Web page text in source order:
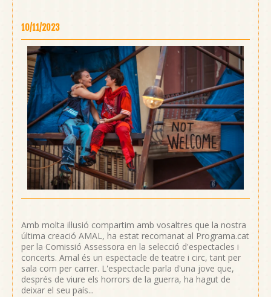
10/11/2023
Amb molta il·lusió compartim amb vosaltres que la nostra
última creació AMAL, ha estat recomanat al Programa.cat
per la Comissió Assessora en la selecció d'espectacles i
concerts. Amal és un espectacle de teatre i circ, tant per
sala com per carrer. L'espectacle parla d'una jove que,
després de viure els horrors de la guerra, ha hagut de
deixar el seu país...